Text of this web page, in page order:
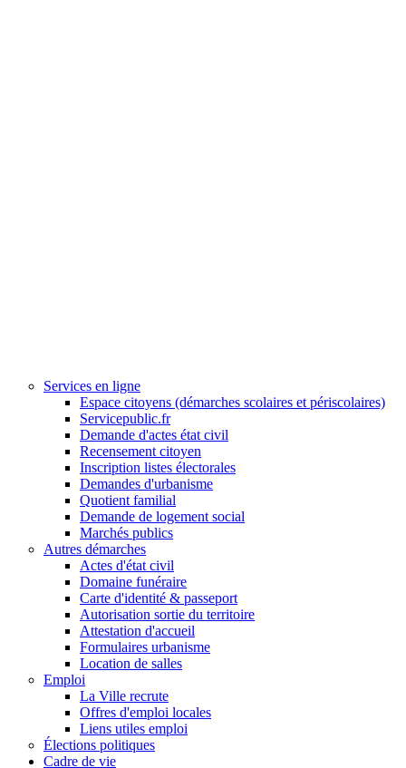
Services en ligne
Espace citoyens (démarches scolaires et périscolaires)
Servicepublic.fr
Demande d'actes état civil
Recensement citoyen
Inscription listes électorales
Demandes d'urbanisme
Quotient familial
Demande de logement social
Marchés publics
Autres démarches
Actes d'état civil
Domaine funéraire
Carte d'identité & passeport
Autorisation sortie du territoire
Attestation d'accueil
Formulaires urbanisme
Location de salles
Emploi
La Ville recrute
Offres d'emploi locales
Liens utiles emploi
Élections politiques
Cadre de vie